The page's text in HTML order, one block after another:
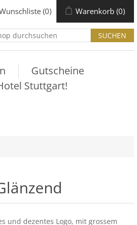
(0) Warenkorb (0)
Gutscheine
Stuttgart!
und dezentes Logo, mit grossem